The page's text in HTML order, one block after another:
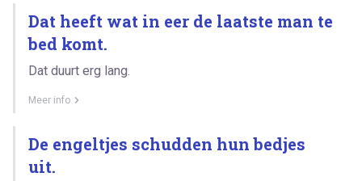
Dat heeft wat in eer de laatste man te
bed komt.
Dat duurt erg lang.
Meer info
De engeltjes schudden hun bedjes
uit.